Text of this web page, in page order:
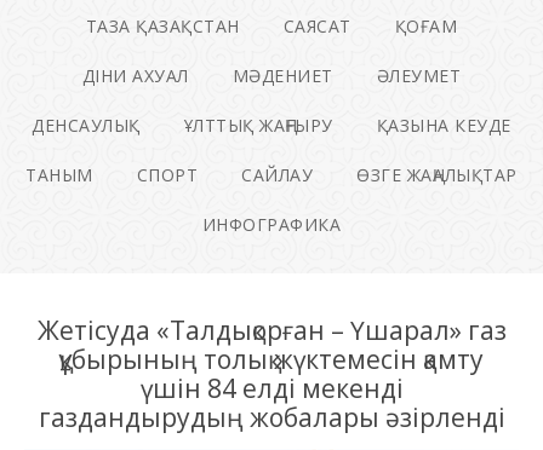
ТАЗА ҚАЗАҚСТАН САЯСАТ ҚОҒАМ
ДІНИ АХУАЛ МӘДЕНИЕТ ӘЛЕУМЕТ
ДЕНСАУЛЫҚ ҰЛТТЫҚ ЖАҢҒЫРУ ҚАЗЫНА КЕУДЕ
ТАНЫМ СПОРТ САЙЛАУ ӨЗГЕ ЖАҢАЛЫҚТАР
ИНФОГРАФИКА
Жетісуда «Талдықорған – Үшарал» газ
құбырының толық жүктемесін қамту
үшін 84 елді мекенді
газдандырудың жобалары әзірленді